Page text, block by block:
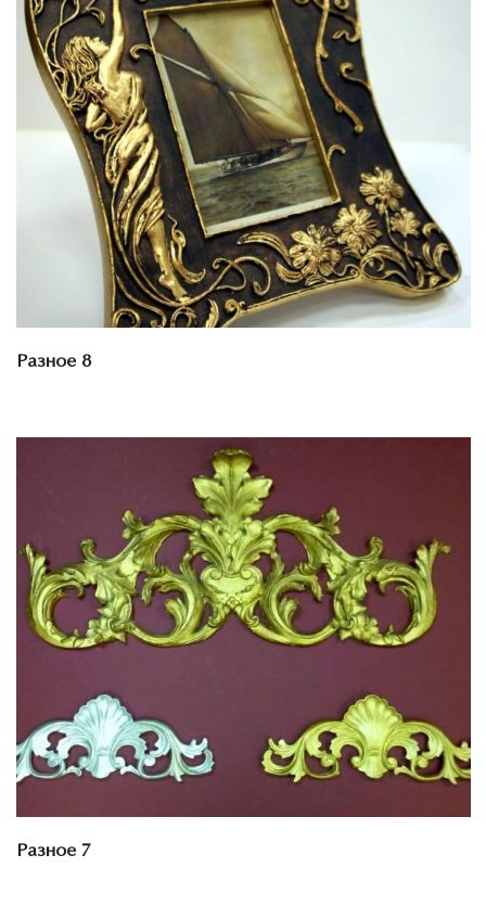
Смотреть проект
Разное 8
Смотреть проект
Разное 7